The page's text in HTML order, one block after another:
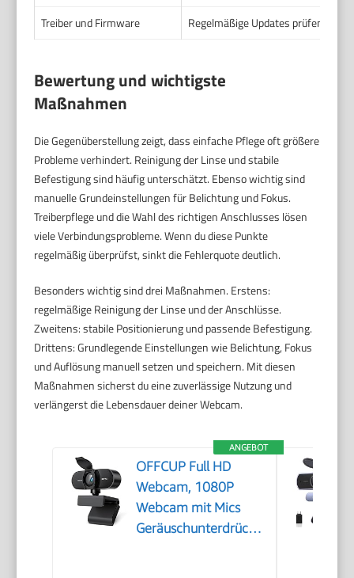
Treiber und Firmware
Regelmäßige Updates prüfen.
Bewertung und wichtigste
Maßnahmen
Die Gegenüberstellung zeigt, dass einfache Pflege oft größere
Probleme verhindert. Reinigung der Linse und stabile
Befestigung sind häufig unterschätzt. Ebenso wichtig sind
manuelle Grundeinstellungen für Belichtung und Fokus.
Treiberpflege und die Wahl des richtigen Anschlusses lösen
viele Verbindungsprobleme. Wenn du diese Punkte
regelmäßig überprüfst, sinkt die Fehlerquote deutlich.
Besonders wichtig sind drei Maßnahmen. Erstens:
regelmäßige Reinigung der Linse und der Anschlüsse.
Zweitens: stabile Positionierung und passende Befestigung.
Drittens: Grundlegende Einstellungen wie Belichtung, Fokus
und Auflösung manuell setzen und speichern. Mit diesen
Maßnahmen sicherst du eine zuverlässige Nutzung und
verlängerst die Lebensdauer deiner Webcam.
ANGEBOT
OFFCUP Full HD
Webcam, 1080P
Webcam mit Mics
Geräuschunterdrückung,